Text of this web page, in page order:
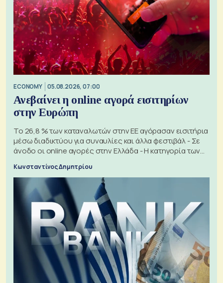
ECONOMY 05.08.2026, 07:00
Ανεβαίνει η online αγορά εισιτηρίων
στην Ευρώπη
Το 26,8 % των καταναλωτών στην ΕΕ αγόρασαν εισιτήρια
μέσω διαδικτύου για συναυλίες και άλλα φεστιβάλ - Σε
άνοδο οι online αγορές στην Ελλάδα - Η κατηγορία των
Κωνσταντίνος Δημητρίου